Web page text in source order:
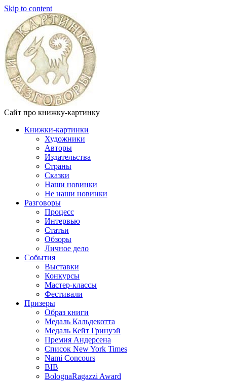
Skip to content
Сайт про книжку-картинку
Книжки-картинки
Художники
Авторы
Издательства
Страны
Сказки
Наши новинки
Не наши новинки
Разговоры
Процесс
Интервью
Статьи
Обзоры
Личное дело
События
Выставки
Конкурсы
Мастер-классы
Фестивали
Призеры
Образ книги
Медаль Кальдекотта
Медаль Кейт Гринуэй
Премия Андерсена
Список New York Times
Nami Concours
BIB
BolognaRagazzi Award